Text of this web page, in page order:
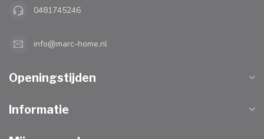
0481745246
info@marc-home.nl
Openingstijden
Informatie